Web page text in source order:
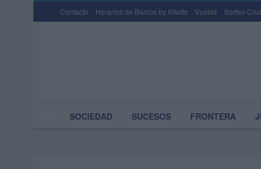
Contacto Horarios de Barcos by Kikoto Vuelos Sorteo
SOCIEDAD SUCESOS FRONTERA